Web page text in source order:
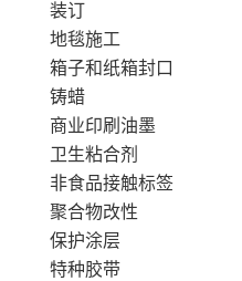
装订
地毯施工
箱子和纸箱封口
铸蜡
商业印刷油墨
卫生粘合剂
非食品接触标签
聚合物改性
保护涂层
特种胶带